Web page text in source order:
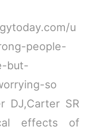
u
people-
but-
so
DJ,Carter SR
effects of